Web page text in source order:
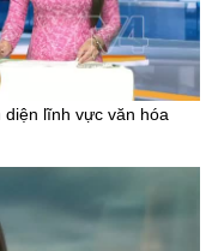
lĩnh vực văn hóa